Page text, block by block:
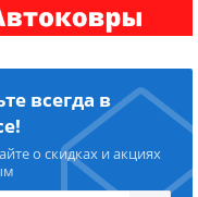
всегда в
о скидках и акциях